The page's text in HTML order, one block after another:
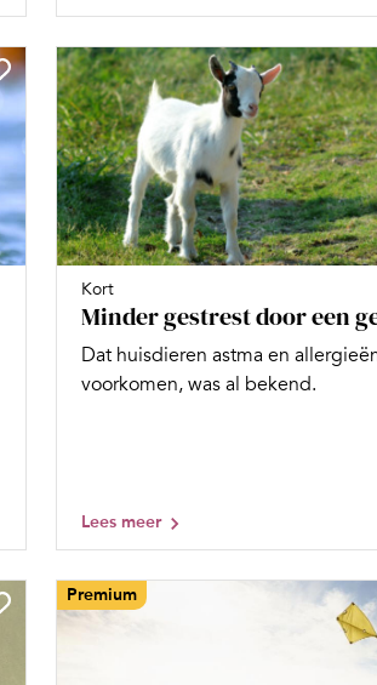
Kort
Minder gestrest door een
Dat huisdieren astma en
voorkomen, was al bekend.
Lees meer
Premium